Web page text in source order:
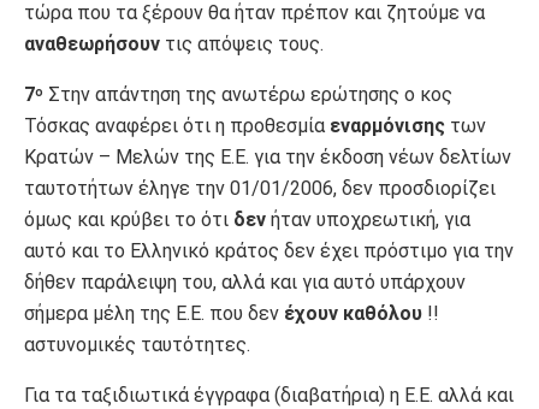
τώρα που τα ξέρουν θα ήταν πρέπον και ζητούμε να
αναθεωρήσουν τις απόψεις τους.
7ο Στην απάντηση της ανωτέρω ερώτησης ο κος
Τόσκας αναφέρει ότι η προθεσμία εναρμόνισης των
Κρατών – Μελών της Ε.Ε. για την έκδοση νέων δελτίων
ταυτοτήτων έληγε την 01/01/2006, δεν προσδιορίζει
όμως και κρύβει το ότι δεν ήταν υποχρεωτική, για
αυτό και το Ελληνικό κράτος δεν έχει πρόστιμο για την
δήθεν παράλειψη του, αλλά και για αυτό υπάρχουν
σήμερα μέλη της Ε.Ε. που δεν έχουν καθόλου !!
αστυνομικές ταυτότητες.
Για τα ταξιδιωτικά έγγραφα (διαβατήρια) η Ε.Ε. αλλά και